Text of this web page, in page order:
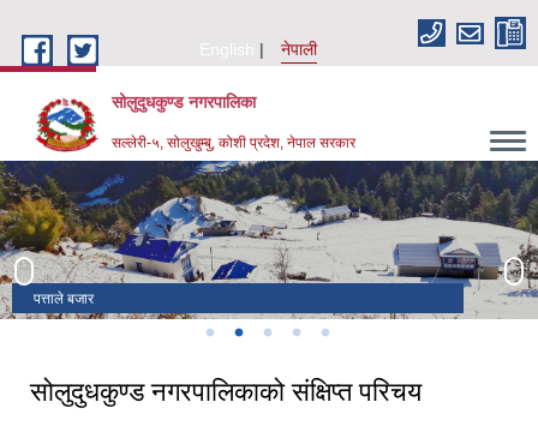
English
नेपाली
सोलुदुधकुण्ड नगरपालिका
सल्लेरी-५, सोलुखुम्बु, कोशी प्रदेश, नेपाल सरकार
पत्ताले बजार
पत्ताले बजार
जुनबेशी बजार
सल्लेरी बजार
नुम्बुर हिमाल
सोलुदुधकुण्ड नगरपालिकाको संक्षिप्त परिचय